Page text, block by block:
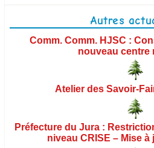
Ordres du jour des conseils
Procès-verbaux des
Finances et budget
Autres
Comm. Comm. HJSC :
nouveau centre
Atelier des Savoir-
Préfecture du Jura :
niveau CRISE – Mise à